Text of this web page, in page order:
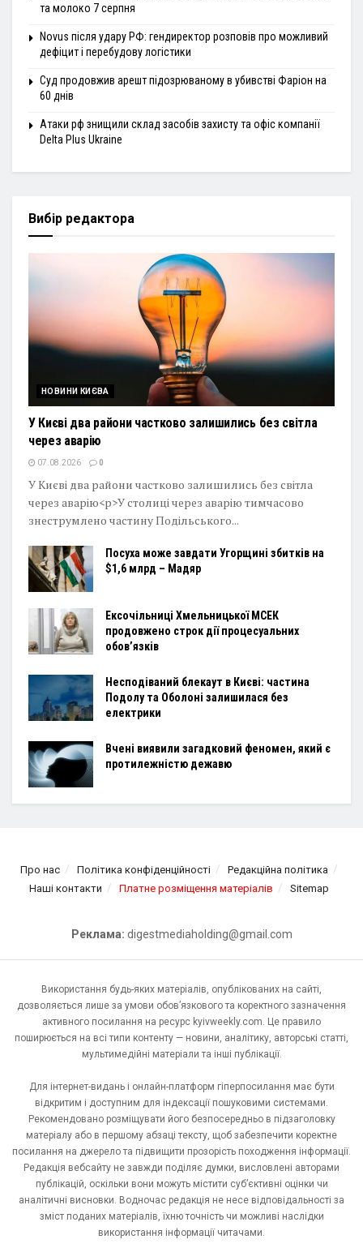
та молоко 7 серпня
Novus після удару РФ: гендиректор розповів про можливий
дефіцит і перебудову логістики
Суд продовжив арешт підозрюваному в убивстві Фаріон на
60 днів
Атаки рф знищили склад засобів захисту та офіс компанії
Delta Plus Ukraine
Вибір редактора
НОВИНИ КИЄВА
У Києві два райони частково залишились без світла
через аварію
07.08.2026 0
У Києві два райони частково залишились без світла
через аварію<p>У столиці через аварію тимчасово
знеструмлено частину Подільського...
Посуха може завдати Угорщині збитків на
$1,6 млрд – Мадяр
Ексочільниці Хмельницької МСЕК
продовжено строк дії процесуальних
обов’язків
Несподіваний блекаут в Києві: частина
Подолу та Оболоні залишилася без
електрики
Вчені виявили загадковий феномен, який є
протилежністю дежавю
Про нас Політика конфіденційності
Редакційна політика
Наші контакти
Платне розміщення матеріалів Sitemap
Реклама: digestmediaholding@gmail.com
Використання будь-яких матеріалів, опублікованих на сайті,
дозволяється лише за умови обов’язкового та коректного зазначення
активного посилання на ресурс kyivweekly.com. Це правило
поширюється на всі типи контенту — новини, аналітику, авторські статті,
мультимедійні матеріали та інші публікації.
Для інтернет-видань і онлайн-платформ гіперпосилання має бути
відкритим і доступним для індексації пошуковими системами.
Рекомендовано розміщувати його безпосередньо в підзаголовку
матеріалу або в першому абзаці тексту, щоб забезпечити коректне
посилання на джерело та підвищити прозорість походження інформації.
Редакція вебсайту не завжди поділяє думки, висловлені авторами
публікацій, оскільки вони можуть містити суб’єктивні оцінки чи
аналітичні висновки. Водночас редакція не несе відповідальності за
зміст поданих матеріалів, їхню точність чи можливі наслідки
використання інформації читачами.